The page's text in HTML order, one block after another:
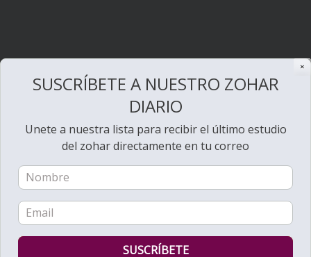
Bienvenido al Zohar
✕
SUSCRÍBETE A NUESTRO ZOHAR
DIARIO
Unete a nuestra lista para recibir el último estudio
del zohar directamente en tu correo